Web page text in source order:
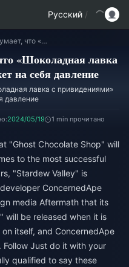
Русский /
ConcernedApe не думает, что «Шоколадная лавка с привидениями» окажет на себя давление
«Шоколадная лавка
на себя давление
лавка с привидениями»
давление
2024/05/19 1 min прочитано
"Ghost Chocolate Shop" will
to the most successful
"Stardew Valley" is
ConcernedApe
media Aftermath that its
will be released when it is
itself, and ConcernedApe
Just do it with your
qualified to say these